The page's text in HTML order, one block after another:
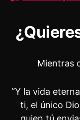
Mientras
“Y la vida
ti, el único